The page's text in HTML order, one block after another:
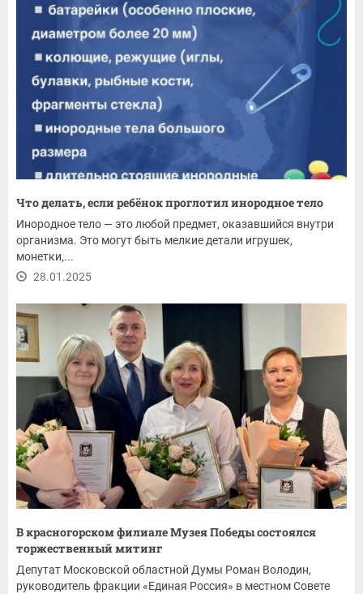
Что делать, если ребёнок проглотил инородное тело
Инородное тело — это любой предмет, оказавшийся внутри
организма. Это могут быть мелкие детали игрушек,
монетки,...
28.01.2025
В красногорском филиале Музея Победы состоялся
торжественный митинг
Депутат Московской областной Думы Роман Володин,
руководитель фракции «Единая Россия» в местном Совете